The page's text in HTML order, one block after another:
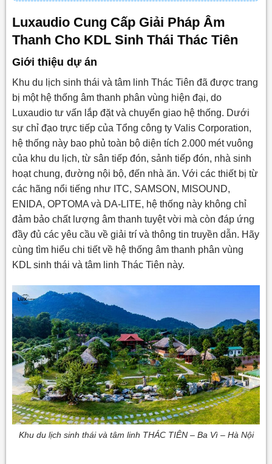
Luxaudio Cung Cấp Giải Pháp Âm
Thanh Cho KDL Sinh Thái Thác Tiên
Giới thiệu dự án
Khu du lịch sinh thái và tâm linh Thác Tiên đã được trang
bị một hệ thống âm thanh phân vùng hiện đại, do
Luxaudio tư vấn lắp đặt và chuyển giao hệ thống. Dưới
sự chỉ đạo trực tiếp của Tổng công ty Valis Corporation,
hệ thống này bao phủ toàn bộ diện tích 2.000 mét vuông
của khu du lịch, từ sân tiếp đón, sảnh tiếp đón, nhà sinh
hoạt chung, đường nội bộ, đến nhà ăn. Với các thiết bị từ
các hãng nổi tiếng như ITC, SAMSON, MISOUND,
ENIDA, OPTOMA và DA-LITE, hệ thống này không chỉ
đảm bảo chất lượng âm thanh tuyệt vời mà còn đáp ứng
đầy đủ các yêu cầu về giải trí và thông tin truyền dẫn. Hãy
cùng tìm hiểu chi tiết về hệ thống âm thanh phân vùng
KDL sinh thái và tâm linh Thác Tiên này.
Khu du lịch sinh thái và tâm linh THÁC TIÊN – Ba Vì – Hà Nội